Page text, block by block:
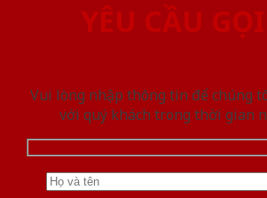
YÊU CẦU
Vui lòng nhập thông tin để chúng
với quý khách trong thời gian